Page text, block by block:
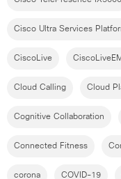
Cisco Ultra Services
CiscoLive
Cloud Calling Cloud
Cognitive Collaboration
Connected Fitness
corona COVID-19